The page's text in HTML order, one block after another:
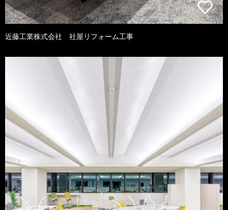
近藤工業株式会社 社屋リフォーム工事